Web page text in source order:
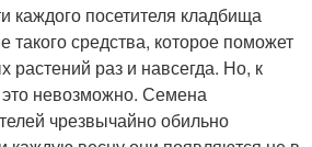
каждого посетителя кладбища
такого средства, которое поможет
растений раз и навсегда. Но, к
невозможно. Семена
чрезвычайно обильно